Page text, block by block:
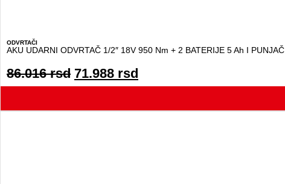
ODVRTAČI
AKU UDARNI ODVRTAČ 1/2″ 18V 950 Nm + 2 BATERIJE 5 Ah I PUNJAČ
86.016rsd 71.988 rsd